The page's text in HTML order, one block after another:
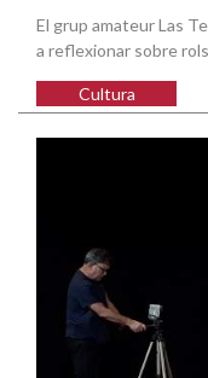
El grup amateur Las
a reflexionar sobre
Cultura